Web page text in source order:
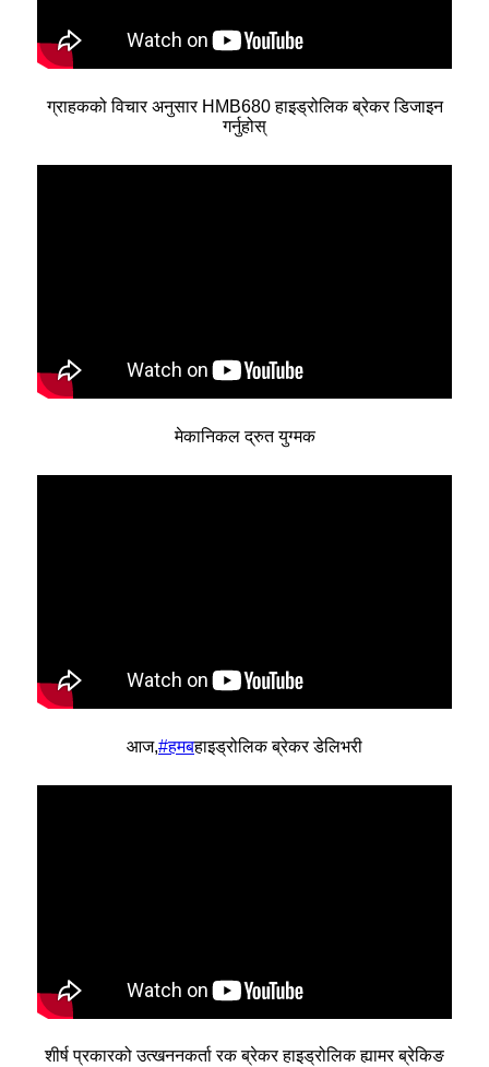
ग्राहकको विचार अनुसार HMB680 हाइड्रोलिक ब्रेकर डिजाइन
गर्नुहोस्
मेकानिकल द्रुत युग्मक
आज,#हमबहाइड्रोलिक ब्रेकर डेलिभरी
शीर्ष प्रकारको उत्खननकर्ता रक ब्रेकर हाइड्रोलिक ह्यामर ब्रेकिङ